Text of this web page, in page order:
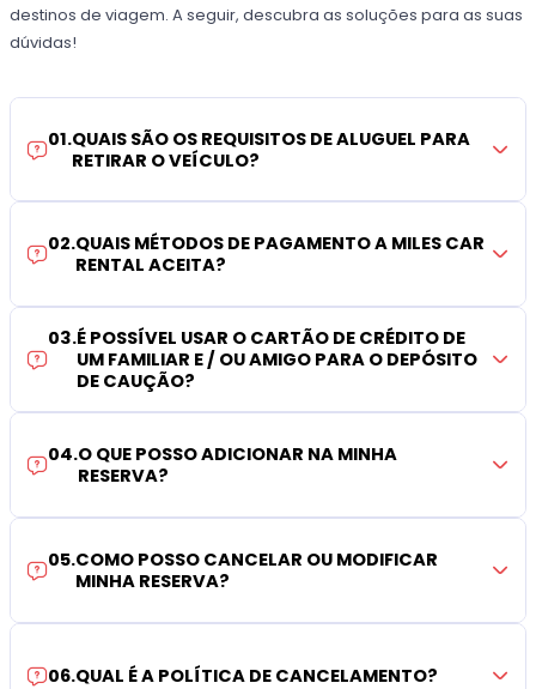
destinos de viagem. A seguir, descubra as soluções para as suas
dúvidas!
01.QUAIS SÃO OS REQUISITOS DE ALUGUEL PARA
RETIRAR O VEÍCULO?
02.QUAIS MÉTODOS DE PAGAMENTO A MILES CAR
RENTAL ACEITA?
03.É POSSÍVEL USAR O CARTÃO DE CRÉDITO DE
UM FAMILIAR E / OU AMIGO PARA O DEPÓSITO
DE CAUÇÃO?
04.O QUE POSSO ADICIONAR NA MINHA
RESERVA?
05.COMO POSSO CANCELAR OU MODIFICAR
MINHA RESERVA?
06.QUAL É A POLÍTICA DE CANCELAMENTO?